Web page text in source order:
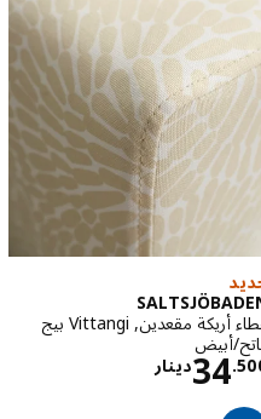
غطاء أريكة مقعدين, Vittangi بيج
أبيض
دينار34. الاسعار دينار 34.500